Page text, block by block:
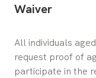
Waiver
All individuals
request proof of
participate in the